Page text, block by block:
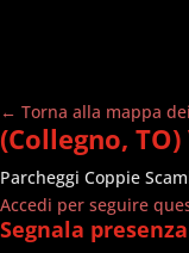
← Torna alla mappa
(Collegno,
Parcheggi Coppie
Accedi per seguire
Segnala presenza